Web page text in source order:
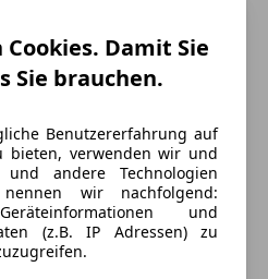
Damit Sie
Sie brauchen.
Benutzererfahrung auf
bieten, verwenden wir und
und andere Technologien
wir nachfolgend:
und
(z.B. IP Adressen) zu